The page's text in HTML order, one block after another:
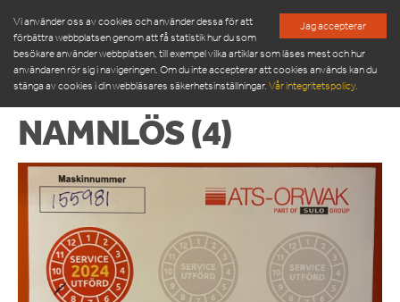
Jag accepterar
Vi använder oss av cookies och använder dessa för att
förbättra webbplatsen genom att få statistik hur du som
besökare använder webbplatsen, till exempel vilka artiklar som läses mest och hur
användaren rör sig i navigeringen. Om du inte accepterar att cookies används kan du
stänga av cookies i din webbläsares säkerhetsinställningar.Vår integritetspolicy.
PRODUKTER
SERVICE & RESERVDELAR
NYHETSRUM
OM OSS
MÖT VÅR LEDNINGSGRUPP
NAMNLÖS (4)